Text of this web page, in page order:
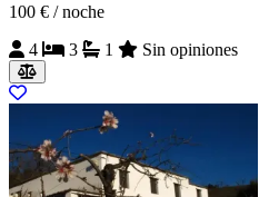
100 € / noche
4
3 1 Sin opiniones